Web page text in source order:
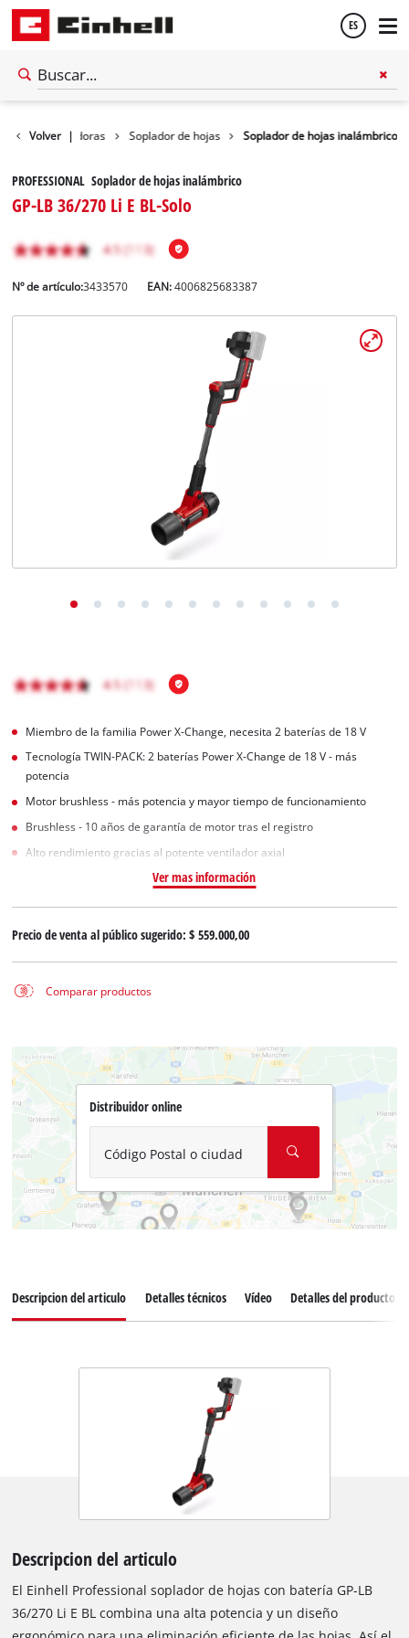
ES
Volver |
hojas / Aspiradoras Soplador de hojas Soplador de hojas inalámbrico
PROFESSIONAL Soplador de hojas inalámbrico
GP-LB 36/270 Li E BL-Solo
Nº de artículo:3433570 EAN:4006825683387
Miembro de la familia Power X-Change, necesita 2 baterías de 18 V
Tecnología TWIN-PACK: 2 baterías Power X-Change de 18 V - más
potencia
Motor brushless - más potencia y mayor tiempo de funcionamiento
Brushless - 10 años de garantía de motor tras el registro
Alto rendimiento gracias al potente ventilador axial
Ver mas información
Precio de venta al público sugerido:$ 559.000,00
Comparar productos
Distribuidor online
Código Postal o ciudad
Descripcion del articulo Detalles técnicos Vídeo Detalles del producto
Descripcion del articulo
El Einhell Professional soplador de hojas con batería GP-LB
36/270 Li E BL combina una alta potencia y un diseño